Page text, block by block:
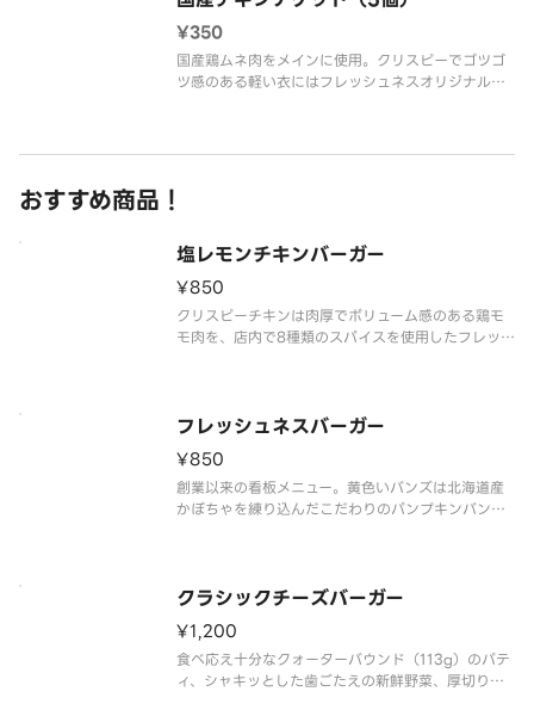
¥350
国産鶏ムネ肉をメインに使用。クリスピーでゴツゴ
ツ感のある軽い衣にはフレッシュネスオリジナルブ
おすすめ商品！
塩レモンチキンバーガー
¥850
クリスピーチキンは肉厚でボリューム感のある鶏モ
モ肉を、店内で8種類のスパイスを使用したフレッシ
ス」を合わせたサクっとジューシ
フレッシュネスバーガー
¥850
創業以来の看板メニュー。黄色いバンズは北海道産
かぼちゃを練り込んだこだわりのパンプキンバン
き』や『増量』などのご要望には対
クラシックチーズバーガー
¥1,200
食べ応え十分なクォーターバウンド（113g）のパテ
ィ、シャキッとした歯ごたえの新鮮野菜、厚切りス